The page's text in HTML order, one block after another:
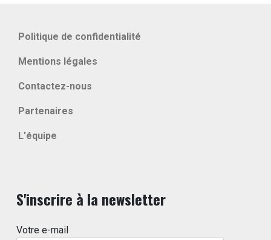
Politique de confidentialité
Mentions légales
Contactez-nous
Partenaires
L'équipe
S'inscrire à la newsletter
Votre e-mail